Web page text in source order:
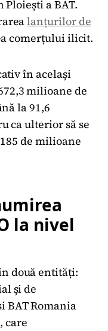
a BAT.
lanțurilor de
comerțului ilicit.
în același
milioane de
la 91,6
ca ulterior să se
de milioane
la nivel
două entități:
și de
BAT Romania
care